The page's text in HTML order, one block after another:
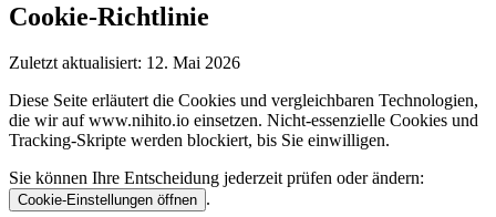
Cookie-Richtlinie
Zuletzt aktualisiert: 12. Mai 2026
Diese Seite erläutert die Cookies und vergleichbaren Technologien,
die wir auf www.nihito.io einsetzen. Nicht-essenzielle Cookies und
Tracking-Skripte werden blockiert, bis Sie einwilligen.
Sie können Ihre Entscheidung jederzeit prüfen oder ändern:
Cookie-Einstellungen öffnen .